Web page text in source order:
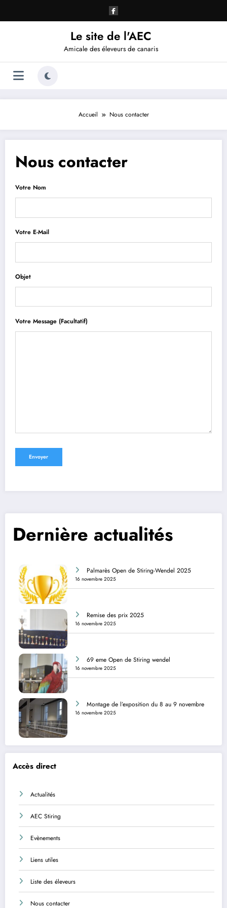
contenu
Le site de l'AEC
Amicale des éleveurs de canaris
Accueil Nous contacter
Nous contacter
Votre Nom
Votre E-Mail
Objet
Votre Message (facultatif)
Dernière actualités
Palmarès Open de Stiring-Wendel 2025
16 novembre 2025
Remise des prix 2025
16 novembre 2025
69 eme Open de Stiring wendel
16 novembre 2025
Montage de l’exposition du 8 au 9 novembre
16 novembre 2025
Accès direct
Actualités
AEC Stiring
Evènements
Liens utiles
Liste des éleveurs
Nous contacter